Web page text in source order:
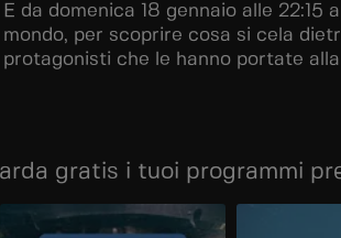
E da domenica 18 gennaio alle
mondo, per scoprire cosa si cela
protagonisti che le hanno portate
gratis i tuoi programmi